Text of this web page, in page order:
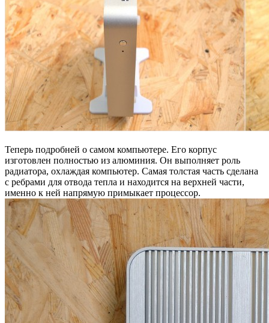
Теперь подробней о самом компьютере. Его корпус
изготовлен полностью из алюминия. Он выполняет роль
радиатора, охлаждая компьютер. Самая толстая часть сделана
с ребрами для отвода тепла и находится на верхней части,
именно к ней напрямую примыкает процессор.